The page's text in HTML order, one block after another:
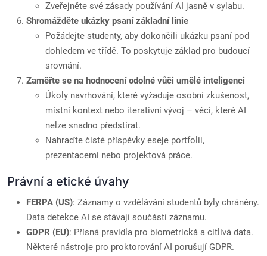
Zveřejněte své zásady používání AI jasně v sylabu.
Shromážděte ukázky psaní základní linie
Požádejte studenty, aby dokončili ukázku psaní pod
dohledem ve třídě. To poskytuje základ pro budoucí
srovnání.
Zaměřte se na hodnocení odolné vůči umělé inteligenci
Úkoly navrhování, které vyžaduje osobní zkušenost,
místní kontext nebo iterativní vývoj – věci, které AI
nelze snadno předstírat.
Nahraďte čisté příspěvky eseje portfolii,
prezentacemi nebo projektová práce.
Právní a etické úvahy
FERPA (US): Záznamy o vzdělávání studentů byly chráněny.
Data detekce AI se stávají součástí záznamu.
GDPR (EU): Přísná pravidla pro biometrická a citlivá data.
Některé nástroje pro proktorování AI porušují GDPR.